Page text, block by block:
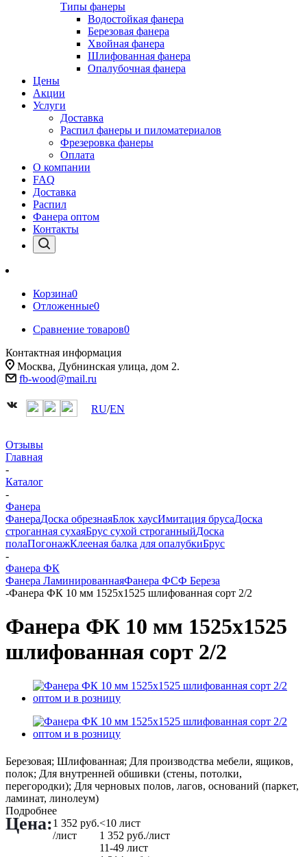
Типы фанеры
Водостойкая фанера
Березовая фанера
Хвойная фанера
Шлифованная фанера
Опалубочная фанера
Цены
Акции
Услуги
Доставка
Распил фанеры и пиломатериалов
Фрезеровка фанеры
Оплата
О компании
FAQ
Доставка
Распил
Фанера оптом
Контакты
Корзина0
Отложенные0
Сравнение товаров0
Контактная информация
Москва, Дубнинская улица, дом 2.
fb-wood@mail.ru
RU/EN
Отзывы
Главная
-
Каталог
-
Фанера
ФанераДоска обрезнаяБлок хаусИмитация брусаДоска
строганная сухаяБрус сухой строганныйДоска
полаПогонажКлееная балка для опалубкиБрус
-
Фанера ФК
Фанера ЛаминированнаяФанера ФСФ Береза
-Фанера ФК 10 мм 1525х1525 шлифованная сорт 2/2
Фанера ФК 10 мм 1525х1525
шлифованная сорт 2/2
Березовая; Шлифованная; Для производства мебели, ящиков,
полок; Для внутренней обшивки (стены, потолки,
перегородки); Для черновых полов, лагов, оснований (паркет,
ламинат, линолеум)
Подробнее
Цена:1 352 руб.
/лист
<10 лист
1 352 руб./лист
11-49 лист